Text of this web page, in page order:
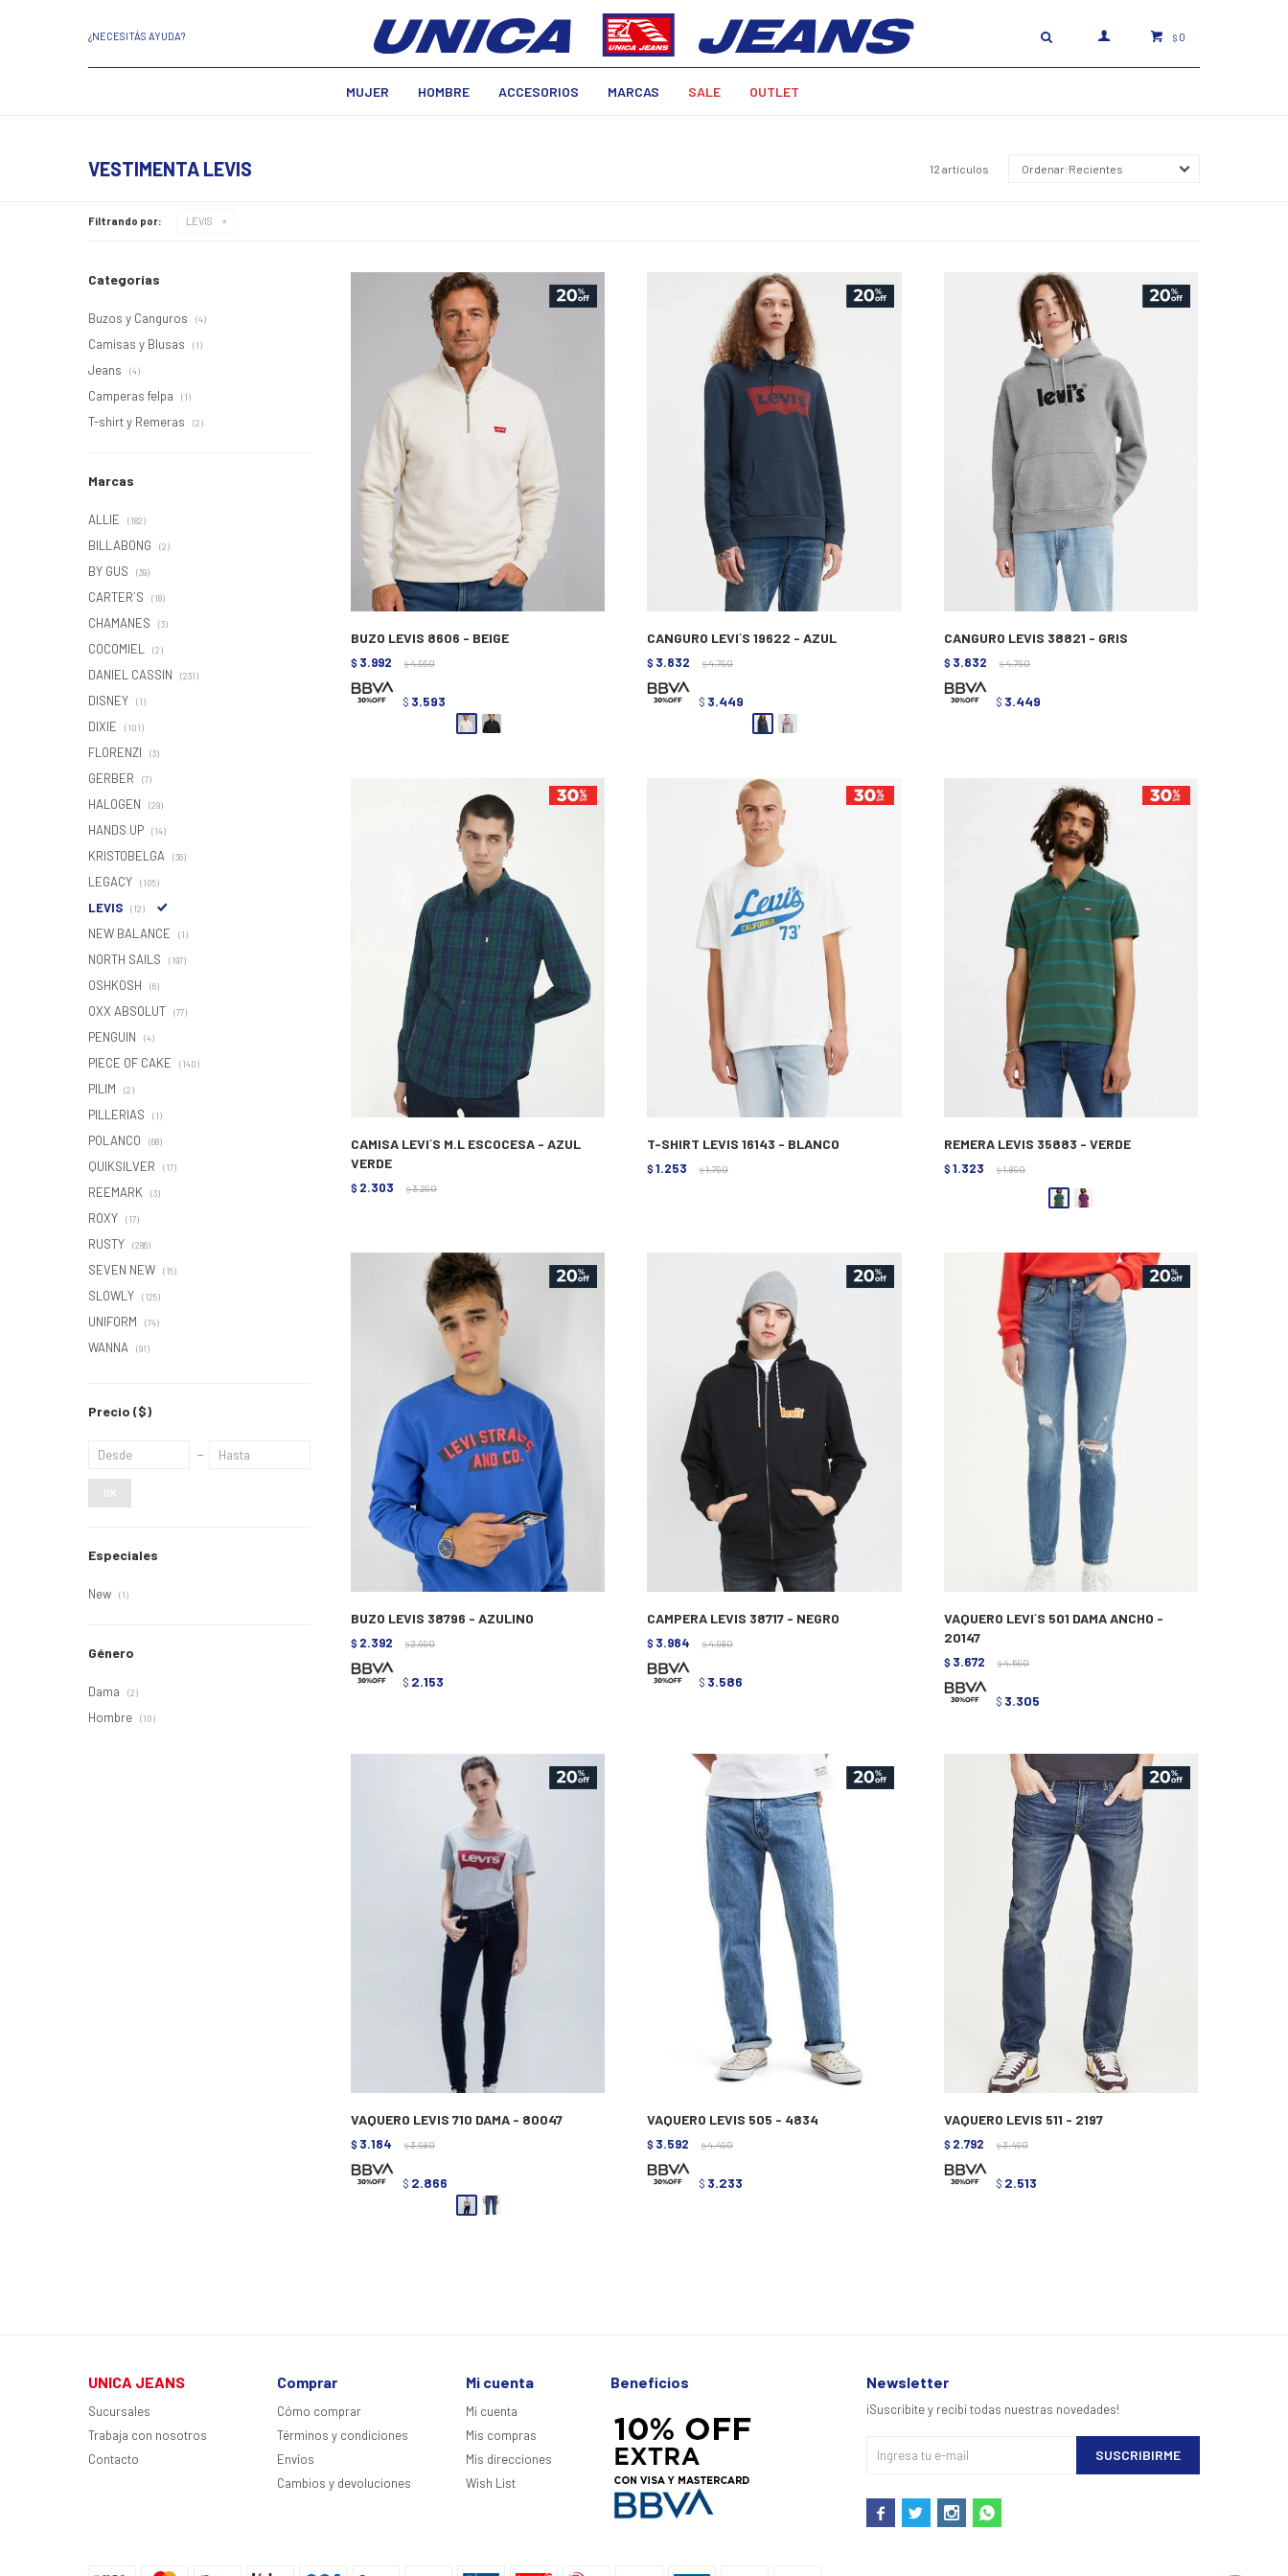
MUJER HOMBRE ACCESORIOS MARCAS SALE OUTLET
$ 0
¿NECESITÁS AYUDA?
VESTIMENTA LEVIS 12 artículos Recientes
Filtrando por: LEVIS
BUZO LEVIS 8606 - BEIGE
$ 3.992 $ 4.990
$ 3.593
CANGURO LEVI´S 19622 - AZUL
$ 3.832 $ 4.790
$ 3.449
CANGURO LEVIS 38821 - GRIS
$ 3.832 $ 4.790
$ 3.449
CAMISA LEVI´S M.L ESCOCESA - AZUL
VERDE
$ 2.303 $ 3.290
T-SHIRT LEVIS 16143 - BLANCO
$ 1.253 $ 1.790
REMERA LEVIS 35883 - VERDE
$ 1.323 $ 1.890
BUZO LEVIS 38796 - AZULINO
$ 2.392 $ 2.990
$ 2.153
CAMPERA LEVIS 38717 - NEGRO
$ 3.984 $ 4.980
$ 3.586
VAQUERO LEVI´S 501 DAMA ANCHO -
20147
$ 3.672 $ 4.590
$ 3.305
VAQUERO LEVIS 710 DAMA - 80047
$ 3.184 $ 3.980
$ 2.866
VAQUERO LEVIS 505 - 4834
$ 3.592 $ 4.490
$ 3.233
VAQUERO LEVIS 511 - 2197
$ 2.792 $ 3.490
$ 2.513
Categorías
Buzos y Canguros (4)
Camisas y Blusas (1)
Jeans (4)
Camperas felpa (1)
T-shirt y Remeras (2)
Marcas
ALLIE (182)
BILLABONG (2)
BY GUS (39)
CARTER´S (18)
CHAMANES (3)
COCOMIEL (2)
DANIEL CASSIN (231)
DISNEY (1)
DIXIE (101)
FLORENZI (3)
GERBER (7)
HALOGEN (29)
HANDS UP (14)
KRISTOBELGA (36)
LEGACY (105)
LEVIS (12)
NEW BALANCE (1)
NORTH SAILS (197)
OSHKOSH (6)
OXX ABSOLUT (77)
PENGUIN (4)
PIECE OF CAKE (140)
PILIM (2)
PILLERIAS (1)
POLANCO (68)
QUIKSILVER (17)
REEMARK (3)
ROXY (17)
RUSTY (286)
SEVEN NEW (15)
SLOWLY (125)
UNIFORM (74)
WANNA (91)
Precio ($)
OK
Especiales
New (1)
Género
Dama (2)
Hombre (10)
UNICA JEANS
Sucursales
Trabaja con nosotros
Contacto
Comprar
Cómo comprar
Términos y condiciones
Envíos
Cambios y devoluciones
Mi cuenta
Mi cuenta
Mis compras
Mis direcciones
Wish List
Beneficios Newsletter
¡Suscribite y recibí todas nuestras novedades!
SUSCRIBIRME
   